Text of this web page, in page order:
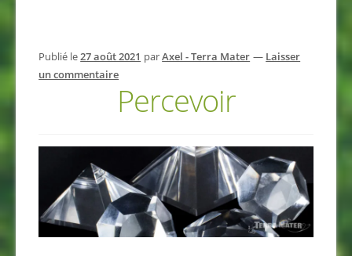
Publié le27 août 2021 parAxel - Terra Mater — Laisser
un commentaire
Percevoir